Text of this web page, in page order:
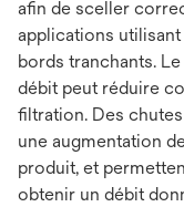
afin de sceller
applications
bords tranchants.
débit peut réduire
filtration. Des
une augmentation
produit, et
obtenir un débit